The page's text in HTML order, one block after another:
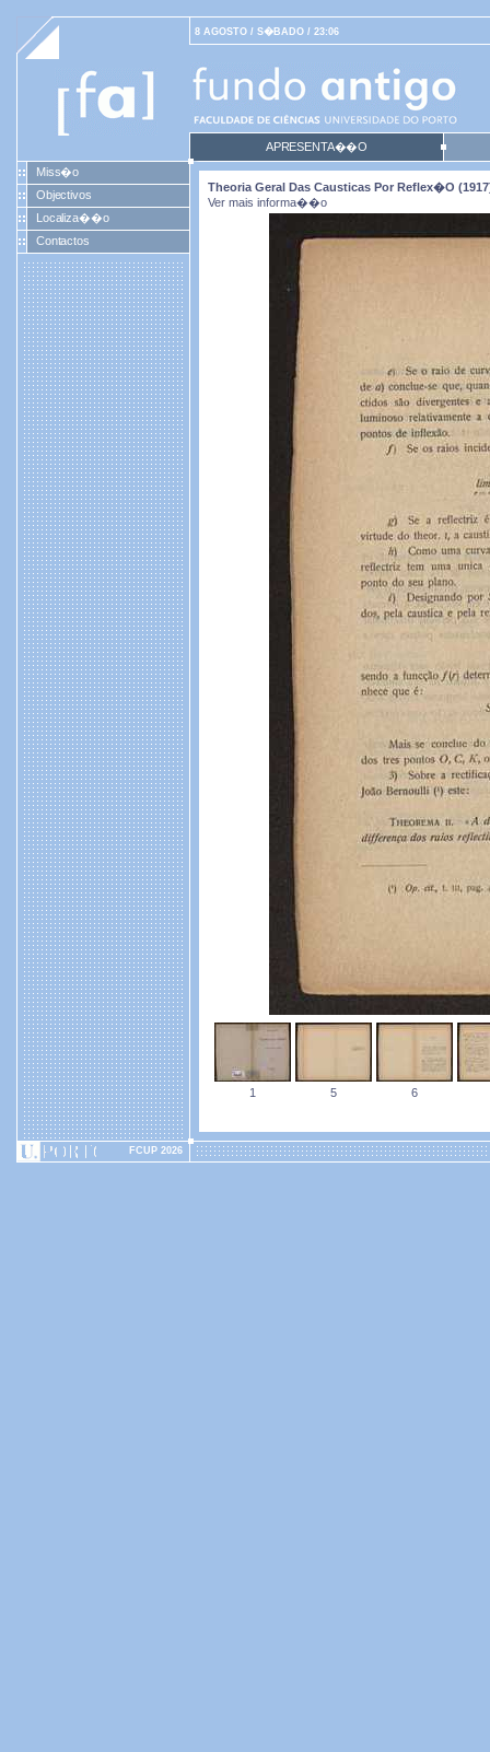
8 AGOSTO / S�BADO / 23:06
APRESENTA��O
Miss�o
Objectivos
Localiza��o
Contactos
Theoria Geral Das Causticas Por Reflex�o
Ver mais informa��o
1 5 6
FCUP 2026